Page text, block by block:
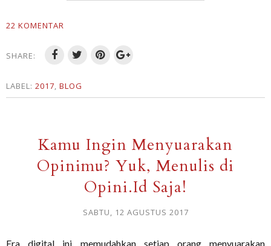
22 KOMENTAR
SHARE:
LABEL: 2017, BLOG
Kamu Ingin Menyuarakan
Opinimu? Yuk, Menulis di
Opini.Id Saja!
SABTU, 12 AGUSTUS 2017
Era digital ini memudahkan setiap orang menyuarakan